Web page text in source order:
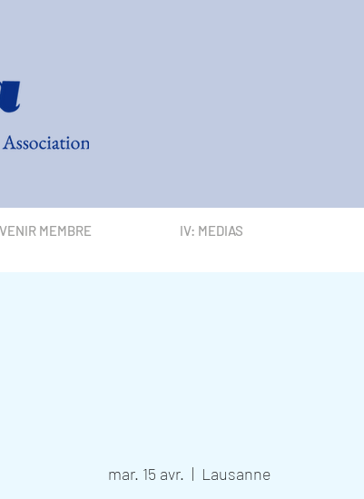
MEMBRE IV: MEDIAS
mar. 15 avr.
  |
Lausanne